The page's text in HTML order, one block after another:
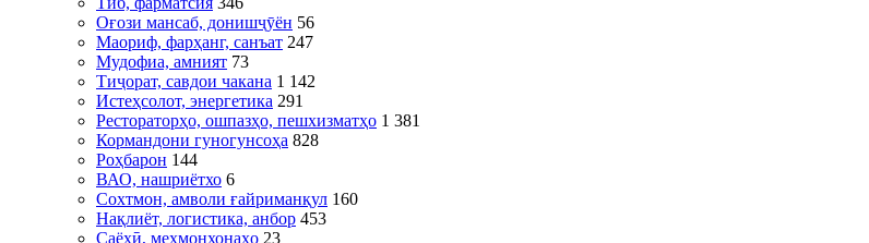
Оғози мансаб, донишҷӯён 56
Маориф, фарҳанг, санъат 247
Мудофиа, амният 73
Тиҷорат, савдои чакана 1 142
Истеҳсолот, энергетика 291
Рестораторҳо, ошпазҳо, пешхизматҳо 1 381
Кормандони гуногунсоҳа 828
Роҳбарон 144
ВАО, нашриётхо 6
Сохтмон, амволи ғайриманқул 160
Нақлиёт, логистика, анбор 453
Саёҳӣ, меҳмонхонаҳо 23